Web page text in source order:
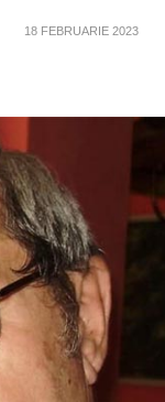
18 FEBRUARIE 2023